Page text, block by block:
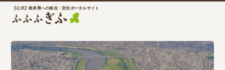
【公式】岐阜県への移住・定住ポータルサイト